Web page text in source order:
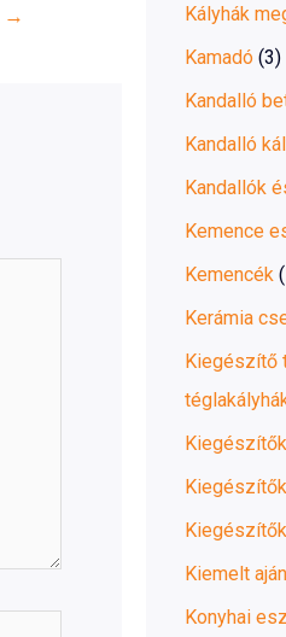
→
Kályhák
Kamadó (3)
Kandalló
Kandalló
Kandallók
Kemence
Kemencék
Kerámia
Kiegészítő
Kiemelt
Konyhai